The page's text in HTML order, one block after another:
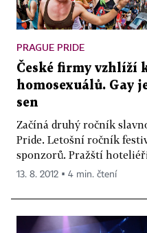
PRAGUE PRIDE
České firmy vzhlíží
homosexuálů. Gay
sen
Začíná druhý ročník
Pride. Letošní ročník
sponzorů. Pražští
13. 8. 2012 ▪ 4 min. čtení